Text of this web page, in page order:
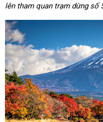
lên tham quan trạm dừng số